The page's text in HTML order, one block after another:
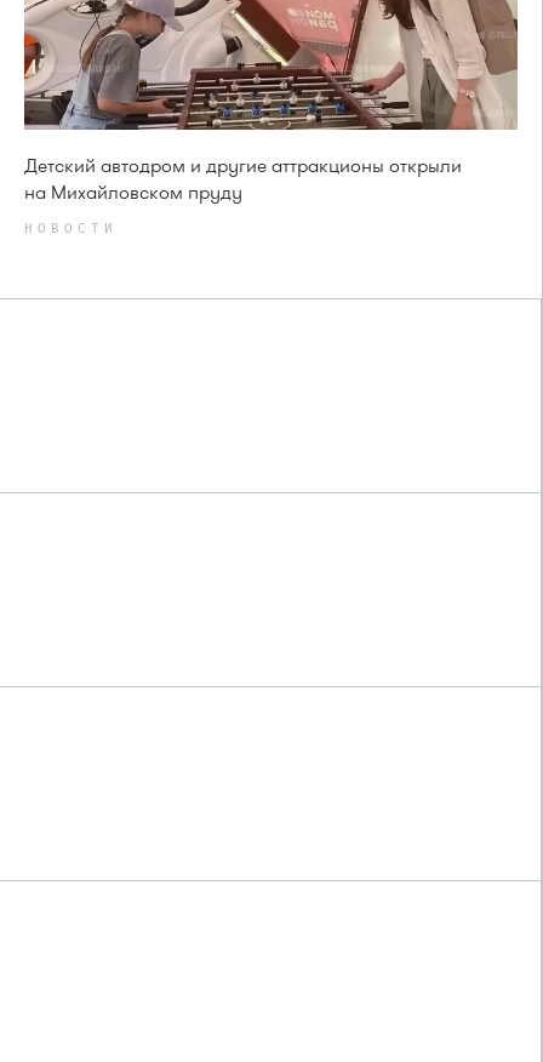
Детский автодром и другие аттракционы открыли
на Михайловском пруду
НОВОСТИ